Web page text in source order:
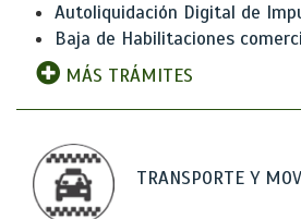
Autoliquidación Digital de
Baja de Habilitaciones
MÁS TRÁMITES
TRANSPORTE Y